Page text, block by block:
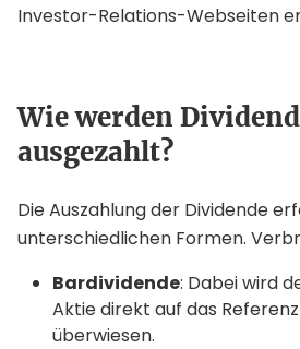
Investor-Relations-Webseiten
Wie werden
ausgezahlt?
Die Auszahlung der Dividende
unterschiedlichen Formen.
Bardividende: Dabei wird
Aktie direkt auf das
überwiesen.